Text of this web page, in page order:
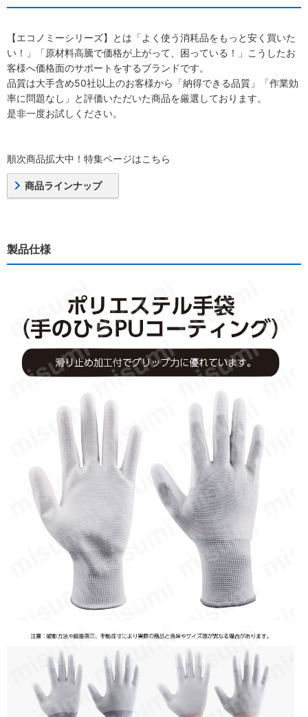
【エコノミーシリーズ】とは「よく使う消耗品をもっと安く買いた
い！」「原材料高騰で価格が上がって、困っている！」こうしたお
客様へ価格面のサポートをするブランドです。
品質は大手含め50社以上のお客様から「納得できる品質」「作業効
率に問題なし」と評価いただいた商品を厳選しております。
是非一度お試しください。
順次商品拡大中！特集ページはこちら
商品ラインナップ
製品仕様